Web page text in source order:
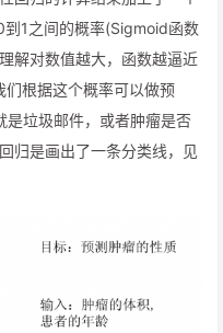
1之间的概率(Sigmoid函数
解对数值越大，函数越逼近
根据这个概率可以做预
垃圾邮件，或者肿瘤是否
归是画出了一条分类线，见